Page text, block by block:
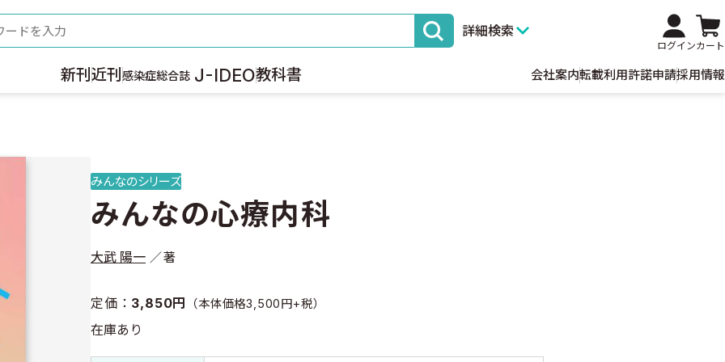
詳細検索
ログインカート
新刊 近刊 感染症総合誌 J-IDEO教科書 会社案内転載利用許諾申請採用情報
みんなのシリーズ
みんなの心療内科
大武 陽一 著
定価： 3,850円 （本体価格3,500円+税）
在庫あり